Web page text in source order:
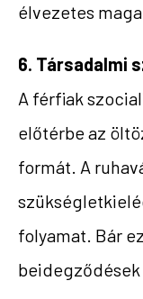
élvezetes
6. Társadalmi
A férfiak
előtérbe az
formát. A
folyamat. Bár